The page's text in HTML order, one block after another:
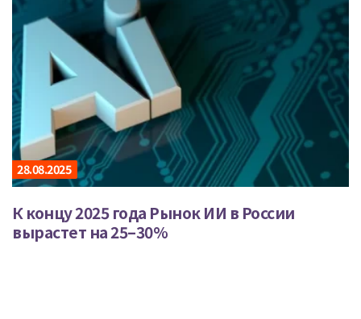
28.08.2025
К концу 2025 года Рынок ИИ в России
вырастет на 25–30%